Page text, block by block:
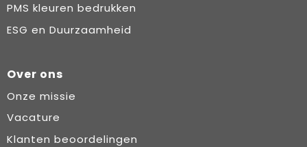
PMS kleuren bedrukken
ESG en Duurzaamheid
Over ons
Onze missie
Vacature
Klanten beoordelingen